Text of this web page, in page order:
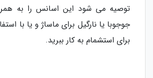
توصیه می شود این اسانس را به
جوجوبا یا نارگیل برای ماساژ و یا با
برای استشمام به کار ببرید.